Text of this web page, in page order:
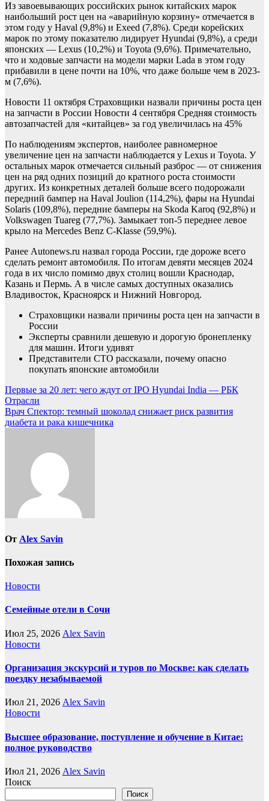
Из завоевывающих российских рынок китайских марок
наибольший рост цен на «аварийную корзину» отмечается в
этом году у Haval (9,8%) и Exeed (7,8%). Среди корейских
марок по этому показателю лидирует Hyundai (9,8%), а среди
японских — Lexus (10,2%) и Toyota (9,6%). Примечательно,
что и ходовые запчасти на модели марки Lada в этом году
прибавили в цене почти на 10%, что даже больше чем в 2023-
м (7,6%).
Новости 11 октября Страховщики назвали причины роста цен
на запчасти в России Новости 4 сентября Средняя стоимость
автозапчастей для «китайцев» за год увеличилась на 45%
По наблюдениям экспертов, наиболее равномерное
увеличение цен на запчасти наблюдается у Lexus и Toyota. У
остальных марок отмечается сильный разброс — от снижения
цен на ряд одних позиций до кратного роста стоимости
других. Из конкретных деталей больше всего подорожали
передний бампер на Haval Joulion (114,2%), фары на Hyundai
Solaris (109,8%), передние бамперы на Skoda Karoq (92,8%) и
Volkswagen Tuareg (77,7%). Замыкает топ-5 переднее левое
крыло на Mercedes Benz C-Klasse (59,9%).
Ранее Autonews.ru назвал города России, где дороже всего
сделать ремонт автомобиля. По итогам девяти месяцев 2024
года в их число помимо двух столиц вошли Краснодар,
Казань и Пермь. А в числе самых доступных оказались
Владивосток, Красноярск и Нижний Новгород.
Страховщики назвали причины роста цен на запчасти в
России
Эксперты сравнили дешевую и дорогую бронепленку
для машин. Итоги удивят
Представители СТО рассказали, почему опасно
покупать японские автомобили
Навигация
по
записям
Первые за 20 лет: чего ждут от IPO Hyundai India — РБК
Отрасли
Врач Спектор: темный шоколад снижает риск развития
диабета и рака кишечника
От Alex Savin
Похожая запись
Новости
Семейные отели в Сочи
Июл 25, 2026 Alex Savin
Новости
Организация экскурсий и туров по Москве: как сделать
поездку незабываемой
Июл 21, 2026 Alex Savin
Новости
Высшее образование, поступление и обучение в Китае:
полное руководство
Июл 21, 2026 Alex Savin
Поиск
Поиск